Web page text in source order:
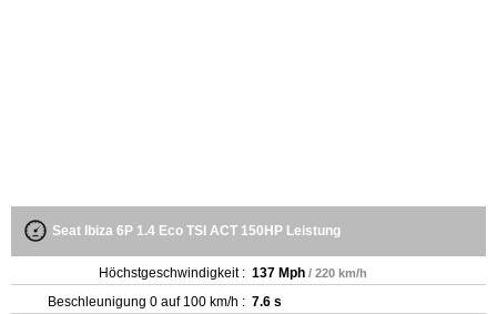
Seat Ibiza 6P 1.4 Eco TSI ACT 150HP Leistung
Höchstgeschwindigkeit : 137 Mph / 220 km/h
Beschleunigung 0 auf 100 km/h : 7.6 s